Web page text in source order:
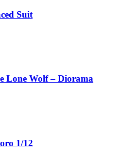
Suit
Lone Wolf – Diorama
1/12